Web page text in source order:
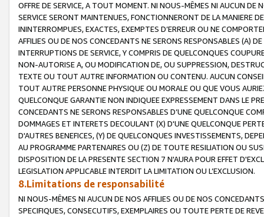
OFFRE DE SERVICE, A TOUT MOMENT. NI NOUS-MÊMES NI AUCUN DE
SERVICE SERONT MAINTENUES, FONCTIONNERONT DE LA MANIERE
ININTERROMPUES, EXACTES, EXEMPTES D’ERREUR OU NE
AFFILIES OU DE NOS CONCEDANTS NE SERONS RESPONSABLES (A)
INTERRUPTIONS DE SERVICE, Y COMPRIS DE QUELCONQUES
NON-AUTORISE A, OU MODIFICATION DE, OU SUPPRESSION,
TEXTE OU TOUT AUTRE INFORMATION OU CONTENU. AUCUN
TOUT AUTRE PERSONNE PHYSIQUE OU MORALE OU QUE VOUS
QUELCONQUE GARANTIE NON INDIQUEE EXPRESSEMENT DANS LE
CONCEDANTS NE SERONS RESPONSABLES D’UNE QUELCONQUE
DOMMAGES ET INTERETS DECOULANT (X) D'UNE QUELCONQUE
D'AUTRES BENEFICES, (Y) DE QUELCONQUES INVESTISSEMENTS,
AU PROGRAMME PARTENAIRES OU (Z) DE TOUTE RESILIATION OU
DISPOSITION DE LA PRESENTE SECTION 7 N'AURA POUR EFFET
LEGISLATION APPLICABLE INTERDIT LA LIMITATION OU L’EXCLUSION.
8.Limitations de responsabilité
NI NOUS-MÊMES NI AUCUN DE NOS AFFILIES OU DE NOS
SPECIFIQUES, CONSECUTIFS, EXEMPLAIRES OU TOUTE PERTE DE